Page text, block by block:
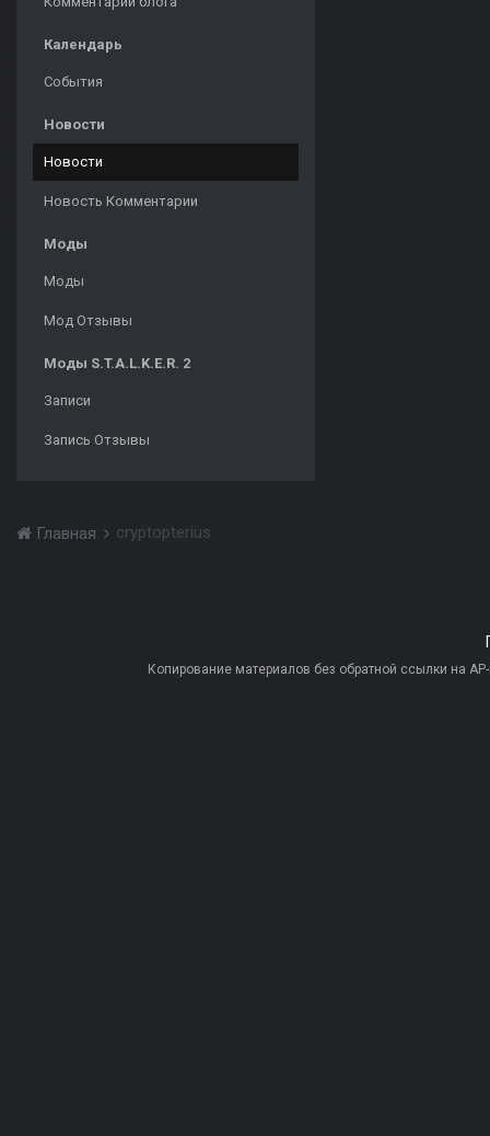
Календарь
События
Новости
Новости
Новость Комментарии
Моды
Моды
Мод Отзывы
Моды S.T.A.L.K.E.R. 2
Записи
Запись Отзывы
Главная cryptopterius
Копирование материалов без обратной ссылки на